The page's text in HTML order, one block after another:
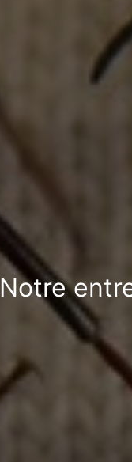
Notre